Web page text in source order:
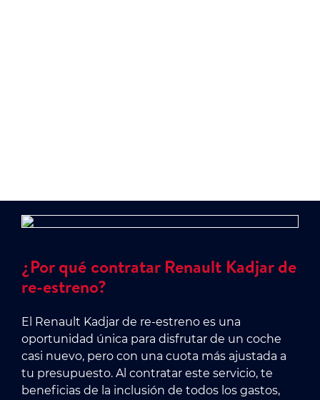
¿Por qué contratar Renault Kadjar de
re-estreno?
El Renault Kadjar de re-estreno es una
oportunidad única para disfrutar de un coche
casi nuevo, pero con una cuota más ajustada a
tu presupuesto. Al contratar este servicio, te
beneficias de la inclusión de todos los gastos,